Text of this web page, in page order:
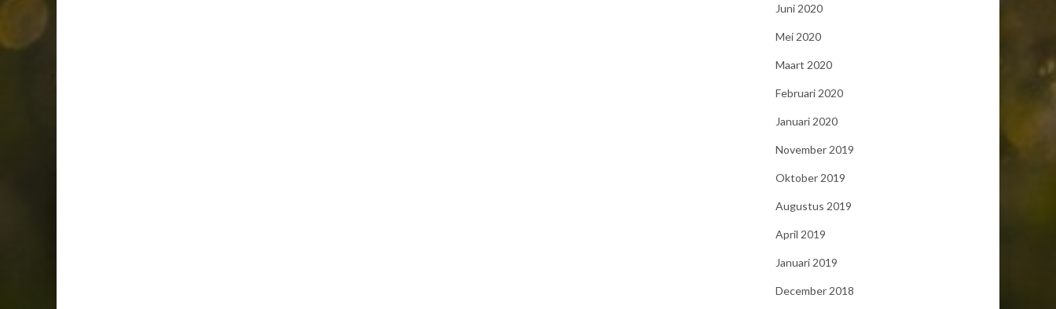
Juni 2020
Mei 2020
Maart 2020
Februari 2020
Januari 2020
November 2019
Oktober 2019
Augustus 2019
April 2019
Januari 2019
December 2018